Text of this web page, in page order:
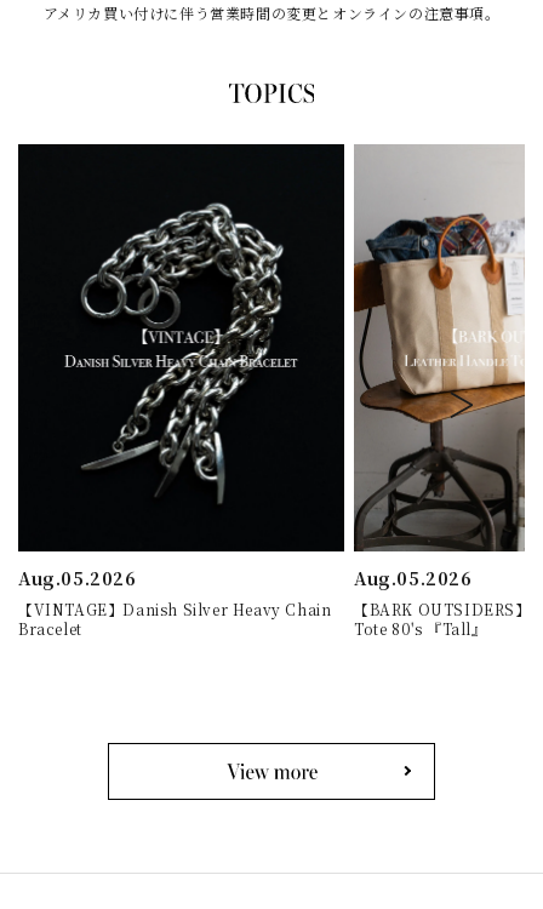
アメリカ買い付けに伴う営業時間の変更とオンラインの注意事項。
Aug.05.2026
【VINTAGE】Danish Silver Heavy Chain
Bracelet
Aug.05.2026
【BARK OUTSIDERS
Tote 80's 『Tall』